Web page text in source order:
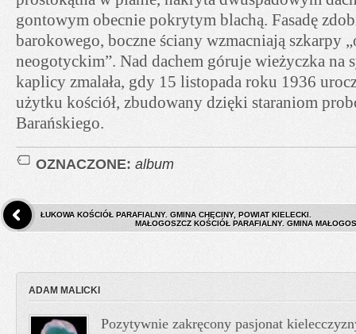
gontowym obecnie pokrytym blachą. Fasadę
barokowego, boczne ściany wzmacniają szkarpy
neogotyckim”. Nad dachem góruje wieżyczka na
kaplicy zmalała, gdy 15 listopada roku 1936
użytku kościół, zbudowany dzięki staraniom
Barańskiego.
OZNACZONE: album
ŁUKOWA KOŚCIÓŁ PARAFIALNY. GMINA CHĘCINY, POWIAT KIELECKI.
MAŁOGOSZCZ KOŚCIÓŁ PARAFIALNY. GMINA
ADAM MALICKI
Pozytywnie zakręcony pasjonat